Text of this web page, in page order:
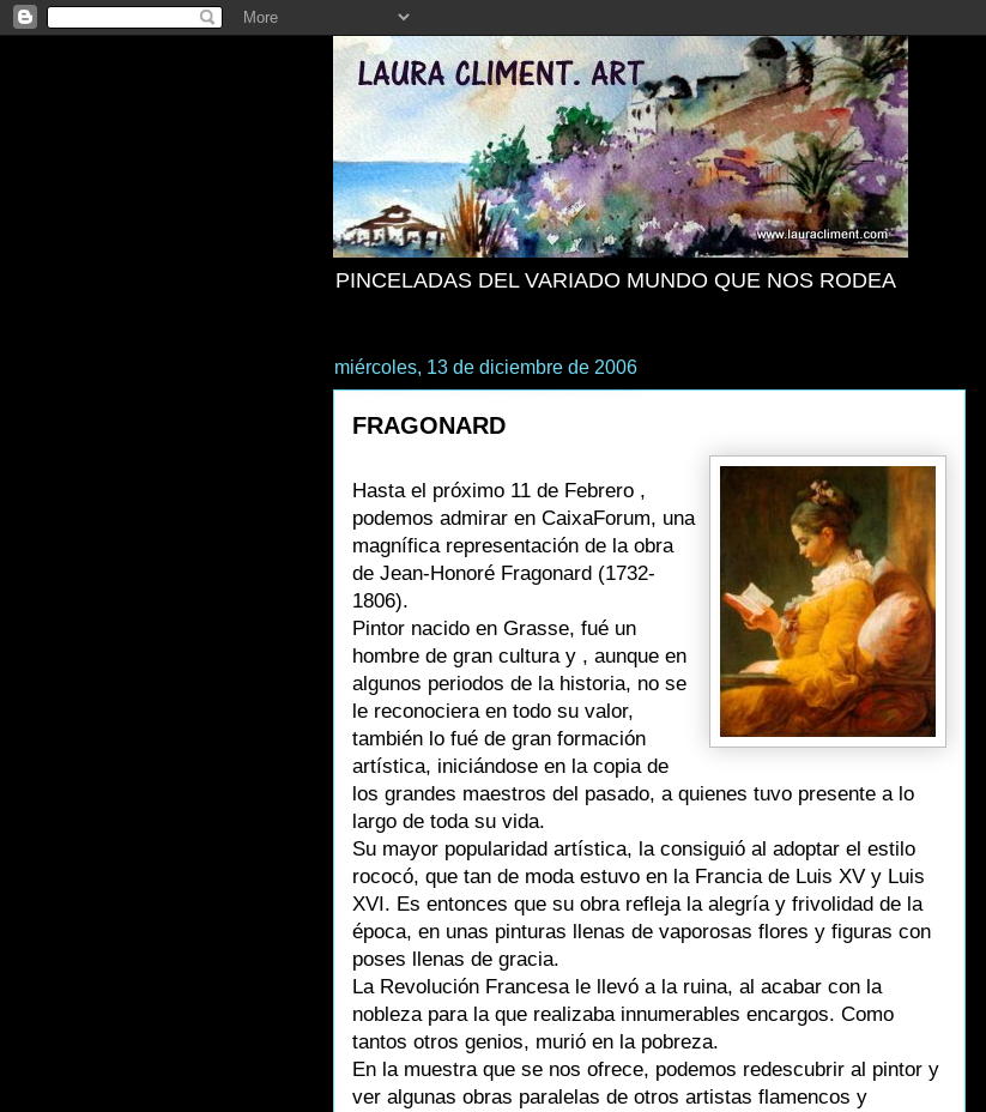
PINCELADAS DEL VARIADO MUNDO QUE NOS RODEA
miércoles, 13 de diciembre de 2006
FRAGONARD
Hasta el próximo 11 de Febrero ,
podemos admirar en CaixaForum, una
magnífica representación de la obra
de Jean-Honoré Fragonard (1732-
1806).
Pintor nacido en Grasse, fué un
hombre de gran cultura y , aunque en
algunos periodos de la historia, no se
le reconociera en todo su valor,
también lo fué de gran formación
artística, iniciándose en la copia de
los grandes maestros del pasado, a quienes tuvo presente a lo
largo de toda su vida.
Su mayor popularidad artística, la consiguió al adoptar el estilo
rococó, que tan de moda estuvo en la Francia de Luis XV y Luis
XVI. Es entonces que su obra refleja la alegría y frivolidad de la
época, en unas pinturas llenas de vaporosas flores y figuras con
poses llenas de gracia.
La Revolución Francesa le llevó a la ruina, al acabar con la
nobleza para la que realizaba innumerables encargos. Como
tantos otros genios, murió en la pobreza.
En la muestra que se nos ofrece, podemos redescubrir al pintor y
ver algunas obras paralelas de otros artistas flamencos y